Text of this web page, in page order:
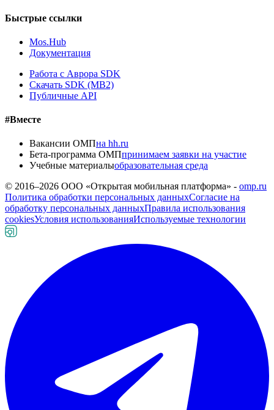
Быстрые ссылки
Mos.Hub
Документация
Работа с Аврора SDK
Скачать SDK (MB2)
Публичные API
#Вместе
Вакансии ОМПна hh.ru
Бета-программа ОМПпринимаем заявки на участие
Учебные материалыобразовательная среда
© 2016–2026 ООО «Открытая мобильная платформа» - omp.ru
Политика обработки персональных данныхСогласие на
обработку персональных данныхПравила использования
cookiesУсловия использованияИспользуемые технологии